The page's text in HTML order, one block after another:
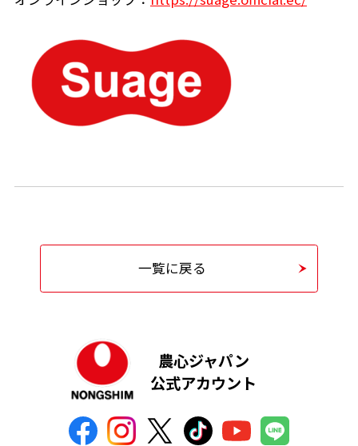
一覧に戻る
農心ジャパン
公式アカウント